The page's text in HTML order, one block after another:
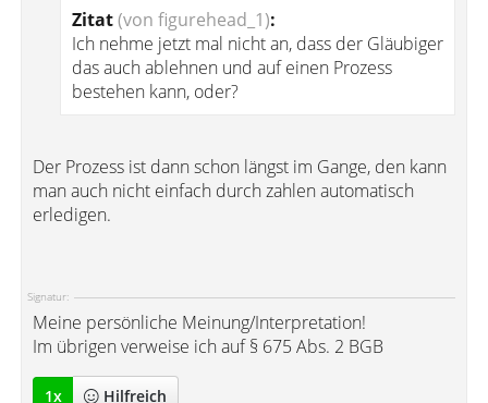
Zitat(von figurehead_1):
Ich nehme jetzt mal nicht an, dass der Gläubiger
das auch ablehnen und auf einen Prozess
bestehen kann, oder?
Der Prozess ist dann schon längst im Gange, den kann
man auch nicht einfach durch zahlen automatisch
erledigen.
Signatur:
Meine persönliche Meinung/Interpretation!
Im übrigen verweise ich auf § 675 Abs. 2 BGB
1x Hilfreich